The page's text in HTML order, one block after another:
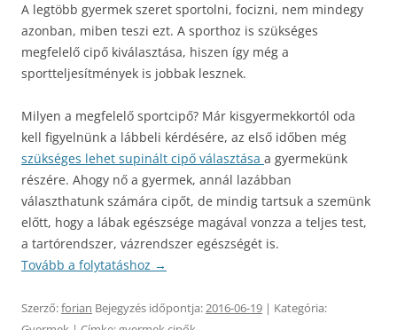
A legtöbb gyermek szeret sportolni, focizni, nem mindegy
azonban, miben teszi ezt. A sporthoz is szükséges
megfelelő cipő kiválasztása, hiszen így még a
sportteljesítmények is jobbak lesznek.
Milyen a megfelelő sportcipő? Már kisgyermekkortól oda
kell figyelnünk a lábbeli kérdésére, az első időben még
szükséges lehet supinált cipő választása a gyermekünk
részére. Ahogy nő a gyermek, annál lazábban
választhatunk számára cipőt, de mindig tartsuk a szemünk
előtt, hogy a lábak egészsége magával vonzza a teljes test,
a tartórendszer, vázrendszer egészségét is.
Tovább a folytatáshoz →
Szerző:forian Bejegyzés időpontja:2016-06-19 | Kategória: